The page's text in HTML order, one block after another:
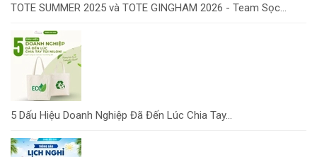
TOTE SUMMER 2025 và TOTE GINGHAM 2026 - Team Sọc...
5 Dấu Hiệu Doanh Nghiệp Đã Đến Lúc Chia Tay...